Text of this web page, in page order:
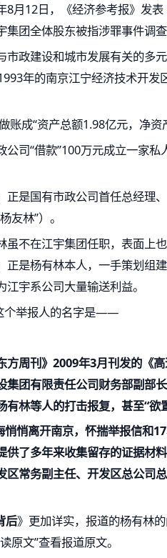
8月12日，《经济参考报》发
团全体股东被指涉罪事件调
市政建设和城市发展有关的多
年的南京江宁经济技术开发
账成“资产总额1.98亿元，净资
司“借款”100万元成立一家
正是国有市政公司首任总经理
友林”）。
虽不在江宇集团任职，表面上
正是杨有林本人，一手策划组
宇系公司大量输送利益。
个举报人的名字是——
方周刊》2009年3月刊发的《
集团有限责任公司财务部副部
有林等人的打击报复，甚至“欲
悄离开南京，怀揣举报信和
供了多年来收集留存的证据材
区常务副主任、开发区总公司
后》更加详实，报道的杨有林
原文”查看报道原文。